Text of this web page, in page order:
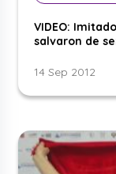
VIDEO:
salvaron de
14 Sep 2012